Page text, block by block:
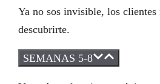
Ya no sos invisible, los clientes
descubrirte.
SEMANAS 5-8